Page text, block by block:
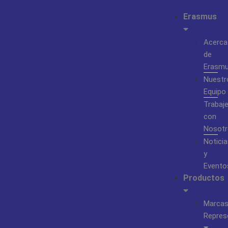
Erasmus
Acerca
de
Equipo
Trabaje
con
y
Productos
Marcas